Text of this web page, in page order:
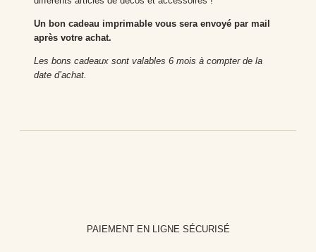
Un bon cadeau imprimable vous sera envoyé par mail
après votre achat.
Les bons cadeaux sont valables 6 mois à compter de la
date d’achat.
PAIEMENT EN LIGNE SÉCURISÉ